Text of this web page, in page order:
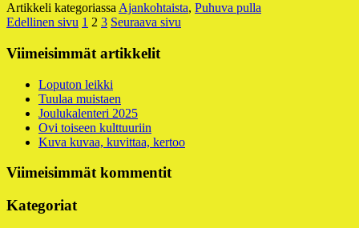
Artikkeli kategoriassa Ajankohtaista, Puhuva pulla
Artikkelien
sivutus
Edellinen sivu Sivu
1 Sivu
2 Sivu
3 Seuraava sivu
Alapalkin
sivupalkki
Viimeisimmät artikkelit
Loputon leikki
Tuulaa muistaen
Joulukalenteri 2025
Ovi toiseen kulttuuriin
Kuva kuvaa, kuvittaa, kertoo
Viimeisimmät kommentit
Kategoriat